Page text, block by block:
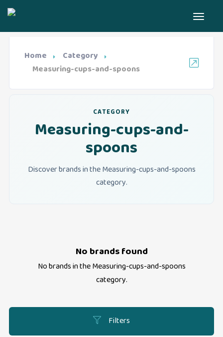
Home
Category
Measuring-cups-and-spoons
CATEGORY
Measuring-cups-and-
spoons
Discover brands in the Measuring-cups-and-spoons
category.
Filters
No brands found
No brands in theMeasuring-cups-and-spoons
category.